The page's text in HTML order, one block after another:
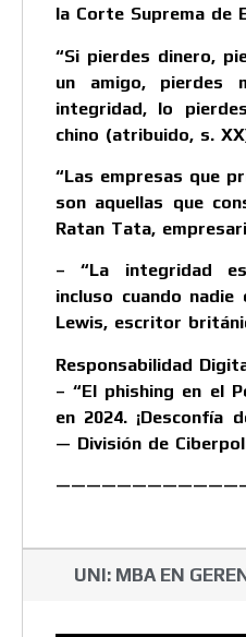
la Corte Suprema de
“Si pierdes dinero,
un amigo, pierdes
integridad, lo
chino (atribuido, s.
“Las empresas que
son aquellas que
Ratan Tata,
– “La integridad
incluso cuando
Lewis, escritor
Responsabilidad
– “El phishing en el
en 2024. ¡Desconfía
— División de
UNI: MBA EN